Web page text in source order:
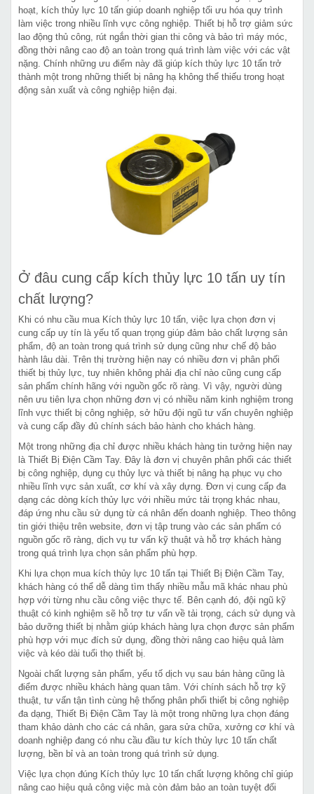
hoạt, kích thủy lực 10 tấn giúp doanh nghiệp tối ưu hóa quy trình
làm việc trong nhiều lĩnh vực công nghiệp. Thiết bị hỗ trợ giảm sức
lao động thủ công, rút ngắn thời gian thi công và bảo trì máy móc,
đồng thời nâng cao độ an toàn trong quá trình làm việc với các vật
nặng. Chính những ưu điểm này đã giúp kích thủy lực 10 tấn trở
thành một trong những thiết bị nâng hạ không thể thiếu trong hoạt
động sản xuất và công nghiệp hiện đại.
Ở đâu cung cấp kích thủy lực 10 tấn uy tín
chất lượng?
Khi có nhu cầu mua Kích thủy lực 10 tấn, việc lựa chọn đơn vị
cung cấp uy tín là yếu tố quan trọng giúp đảm bảo chất lượng sản
phẩm, độ an toàn trong quá trình sử dụng cũng như chế độ bảo
hành lâu dài. Trên thị trường hiện nay có nhiều đơn vị phân phối
thiết bị thủy lực, tuy nhiên không phải địa chỉ nào cũng cung cấp
sản phẩm chính hãng với nguồn gốc rõ ràng. Vì vậy, người dùng
nên ưu tiên lựa chọn những đơn vị có nhiều năm kinh nghiệm trong
lĩnh vực thiết bị công nghiệp, sở hữu đội ngũ tư vấn chuyên nghiệp
và cung cấp đầy đủ chính sách bảo hành cho khách hàng.
Một trong những địa chỉ được nhiều khách hàng tin tưởng hiện nay
là Thiết Bị Điện Cầm Tay. Đây là đơn vị chuyên phân phối các thiết
bị công nghiệp, dụng cụ thủy lực và thiết bị nâng hạ phục vụ cho
nhiều lĩnh vực sản xuất, cơ khí và xây dựng. Đơn vị cung cấp đa
dạng các dòng kích thủy lực với nhiều mức tải trọng khác nhau,
đáp ứng nhu cầu sử dụng từ cá nhân đến doanh nghiệp. Theo thông
tin giới thiệu trên website, đơn vị tập trung vào các sản phẩm có
nguồn gốc rõ ràng, dịch vụ tư vấn kỹ thuật và hỗ trợ khách hàng
trong quá trình lựa chọn sản phẩm phù hợp.
Khi lựa chọn mua kích thủy lực 10 tấn tại Thiết Bị Điện Cầm Tay,
khách hàng có thể dễ dàng tìm thấy nhiều mẫu mã khác nhau phù
hợp với từng nhu cầu công việc thực tế. Bên cạnh đó, đội ngũ kỹ
thuật có kinh nghiệm sẽ hỗ trợ tư vấn về tải trọng, cách sử dụng và
bảo dưỡng thiết bị nhằm giúp khách hàng lựa chọn được sản phẩm
phù hợp với mục đích sử dụng, đồng thời nâng cao hiệu quả làm
việc và kéo dài tuổi thọ thiết bị.
Ngoài chất lượng sản phẩm, yếu tố dịch vụ sau bán hàng cũng là
điểm được nhiều khách hàng quan tâm. Với chính sách hỗ trợ kỹ
thuật, tư vấn tận tình cùng hệ thống phân phối thiết bị công nghiệp
đa dạng, Thiết Bị Điện Cầm Tay là một trong những lựa chọn đáng
tham khảo dành cho các cá nhân, gara sửa chữa, xưởng cơ khí và
doanh nghiệp đang có nhu cầu đầu tư kích thủy lực 10 tấn chất
lượng, bền bỉ và an toàn trong quá trình sử dụng.
Việc lựa chọn đúng Kích thủy lực 10 tấn chất lượng không chỉ giúp
nâng cao hiệu quả công việc mà còn đảm bảo an toàn tuyệt đối